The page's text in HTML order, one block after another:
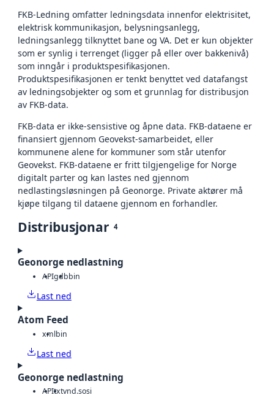
FKB-Ledning omfatter ledningsdata innenfor elektrisitet,
elektrisk kommunikasjon, belysningsanlegg,
ledningsanlegg tilknyttet bane og VA. Det er kun objekter
som er synlig i terrenget (ligger på eller over bakkenivå)
som inngår i produktspesifikasjonen.
Produktspesifikasjonen er tenkt benyttet ved datafangst
av ledningsobjekter og som et grunnlag for distribusjon
av FKB-data.
FKB-data er ikke-sensistive og åpne data. FKB-dataene er
finansiert gjennom Geovekst-samarbeidet, eller
kommunene alene for kommuner som står utenfor
Geovekst. FKB-dataene er fritt tilgjengelige for Norge
digitalt parter og kan lastes ned gjennom
nedlastingsløsningen på Geonorge. Private aktører må
kjøpe tilgang til dataene gjennom en forhandler.
Distribusjonar 4
Geonorge nedlastning
APIgdbbin
Last ned
Atom Feed
xmlbin
Last ned
Geonorge nedlastning
APItxtvnd.sosi